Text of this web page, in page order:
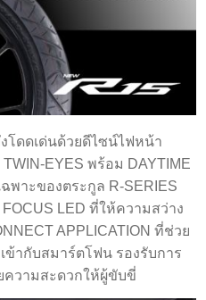
งโดดเด่นด้วยดีไซน์ไฟหน้า
EYES พร้อม DAYTIME
พาะของตระกูล R-SERIES
LED ที่ให้ความสว่าง
APPLICATION ที่ช่วย
ากับสมาร์ตโฟน รองรับการ
ความสะดวกให้ผู้ขับขี่